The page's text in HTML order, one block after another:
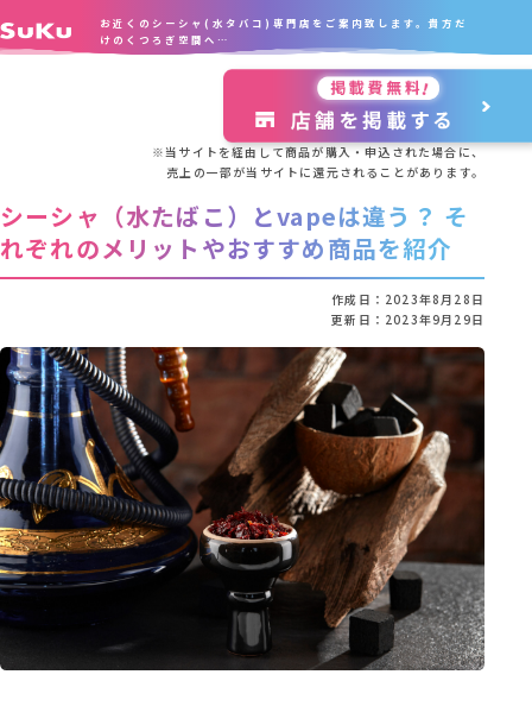
お近くのシーシャ(水タバコ)専門店をご案内致します。貴方だ
けのくつろぎ空間へ…
※当サイトを経由して商品が購入・申込された場合に、
売上の一部が当サイトに還元されることがあります。
シーシャ（水たばこ）とvapeは違う？ そ
れぞれのメリットやおすすめ商品を紹介
作成日： 2023年8月28日
更新日： 2023年9月29日